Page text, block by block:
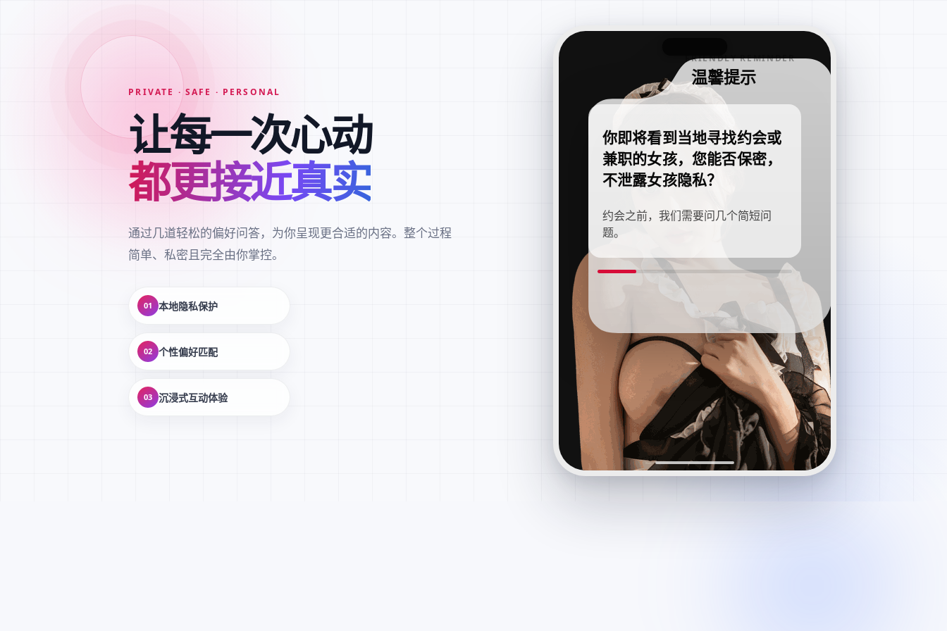
PRIVATE · SAFE · PERSONAL
让每一次心动
都更接近真实
通过几道轻松的偏好问答，为你呈现更合适的内容。整个过程
简单、私密且完全由你掌控。
01 本地隐私保护
02 个性偏好匹配
03 沉浸式互动体验
FRIENDLY REMINDER
温馨提示
你即将看到当地寻找约会或
兼职的女孩，您能否保密，
不泄露女孩隐私？
约会之前，我们需要问几个简短问
题。